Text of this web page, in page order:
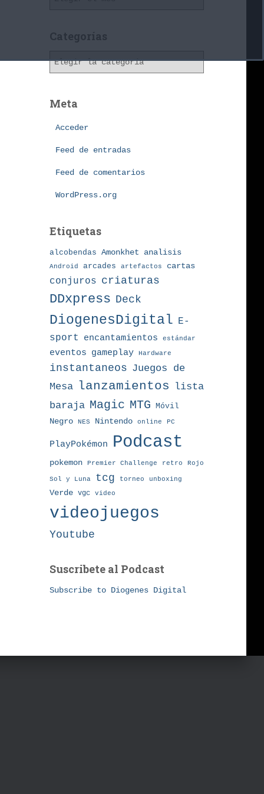
h
v
o
Categorías
g
Meta
Acceder
Feed de entradas
Feed de comentarios
WordPress.org
Etiquetas
alcobendas Amonkhet analisis
Android arcades artefactos cartas
conjuros criaturas
DDxpress Deck
DiogenesDigital E-
sport
encantamientos estándar
eventos gameplay Hardware
instantaneos Juegos de
Mesa
lanzamientos
lista
baraja Magic MTG Móvil
Negro
NES Nintendo online PC
PlayPokémon Podcast
pokemon Premier Challenge retro Rojo
Sol y Luna tcg torneo unboxing
Verde vgc video
videojuegos
Youtube
Suscribete al Podcast
Subscribe to Diogenes Digital